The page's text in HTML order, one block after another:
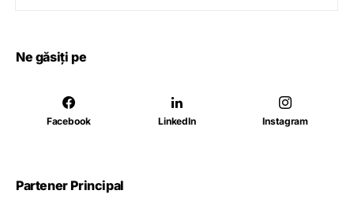
Ne găsiți pe
Facebook LinkedIn Instagram
Partener Principal